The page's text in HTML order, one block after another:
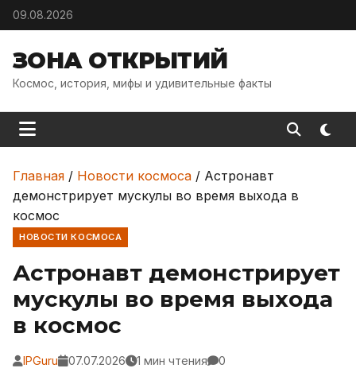
Skip to content
09.08.2026
ЗОНА ОТКРЫТИЙ
Космос, история, мифы и удивительные факты
Главная / Новости космоса / Астронавт
демонстрирует мускулы во время выхода в
космос
НОВОСТИ КОСМОСА
Астронавт демонстрирует
мускулы во время выхода
в космос
IPGuru 07.07.2026 1 мин чтения 0